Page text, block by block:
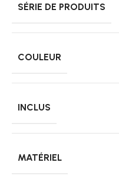
SÉRIE DE PRODUITS
COULEUR
INCLUS
MATÉRIEL